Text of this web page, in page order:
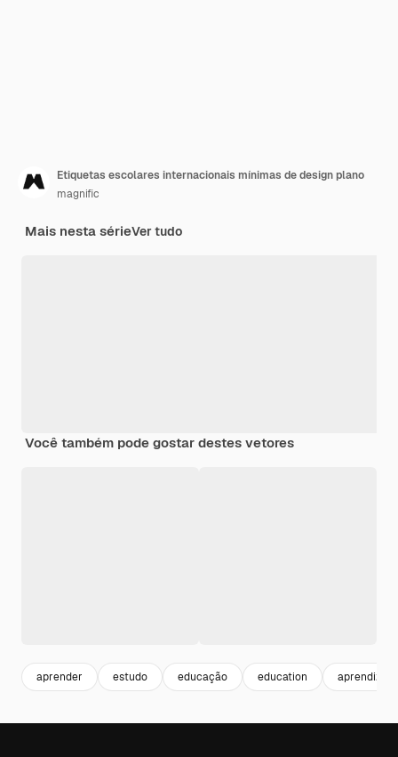
Etiquetas escolares internacionais mínimas de design plano
magnific
Mais nesta sérieVer tudo
Você também pode gostar destes vetores
aprender estudo educação education